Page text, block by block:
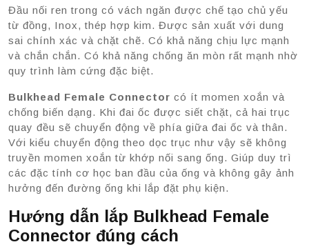
Đầu nối ren trong có vách ngăn được chế tạo chủ yếu
từ đồng, Inox, thép hợp kim. Được sản xuất với dung
sai chính xác và chặt chẽ. Có khả năng chịu lực mạnh
và chắn chắn. Có khả năng chống ăn mòn rất mạnh nhờ
quy trình làm cứng đặc biệt.
Bulkhead Female Connector có ít momen xoắn và
chống biến dạng. Khi đai ốc được siết chặt, cả hai trục
quay đều sẽ chuyển động về phía giữa đai ốc và thân.
Với kiểu chuyển động theo dọc trục như vậy sẽ không
truyền momen xoắn từ khớp nối sang ống. Giúp duy trì
các đặc tính cơ học ban đầu của ống và không gây ảnh
hưởng đến đường ống khi lắp đặt phụ kiện.
Hướng dẫn lắp Bulkhead Female
Connector đúng cách